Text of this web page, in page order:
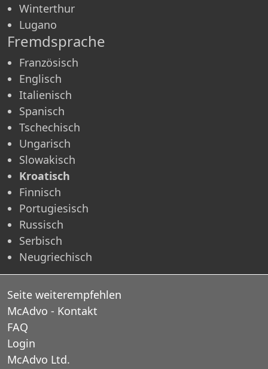
Winterthur
Lugano
Fremdsprache
Französisch
Englisch
Italienisch
Spanisch
Tschechisch
Ungarisch
Slowakisch
Kroatisch
Finnisch
Portugiesisch
Russisch
Serbisch
Neugriechisch
Seite weiterempfehlen
McAdvo - Kontakt
FAQ
Login
McAdvo Ltd.